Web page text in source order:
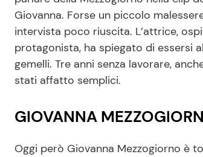
Giovanna. Forse un piccolo
intervista poco riuscita. L’attrice,
protagonista, ha spiegato di essersi
gemelli. Tre anni senza lavorare,
stati affatto semplici.
GIOVANNA
Oggi però Giovanna Mezzogiorno è